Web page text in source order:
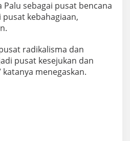
sebagai pusat bencana
kebahagiaan,
radikalisma dan
pusat kesejukan dan
menegaskan.